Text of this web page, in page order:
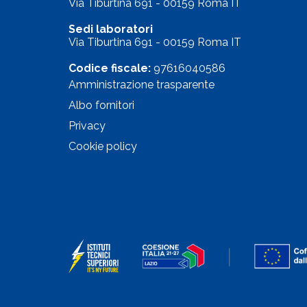
Via Tiburtina 691 - 00159 Roma IT
Sedi laboratori
Via Tiburtina 691 - 00159 Roma IT
Codice fiscale: 97616040586
Amministrazione trasparente
Albo fornitori
Privacy
Cookie policy